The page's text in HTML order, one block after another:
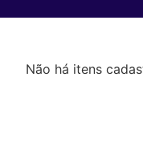
Não há itens